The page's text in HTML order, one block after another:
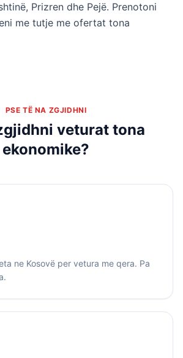
Prizren dhe Pejë. Prenotoni
me tutje me ofertat tona
PSE TË NA ZGJIDHNI
veturat tona
ekonomike?
ne Kosovë per vetura me qera. Pa